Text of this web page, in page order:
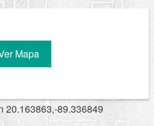
Mapa
20.163863,-89.336849